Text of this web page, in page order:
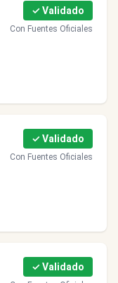
✓ Validado
Con Fuentes Oficiales
✓ Validado
Con Fuentes Oficiales
✓ Validado